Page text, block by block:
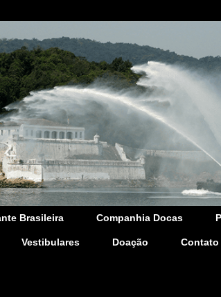
Brasileira Companhia Docas
Vestibulares Doação Contato